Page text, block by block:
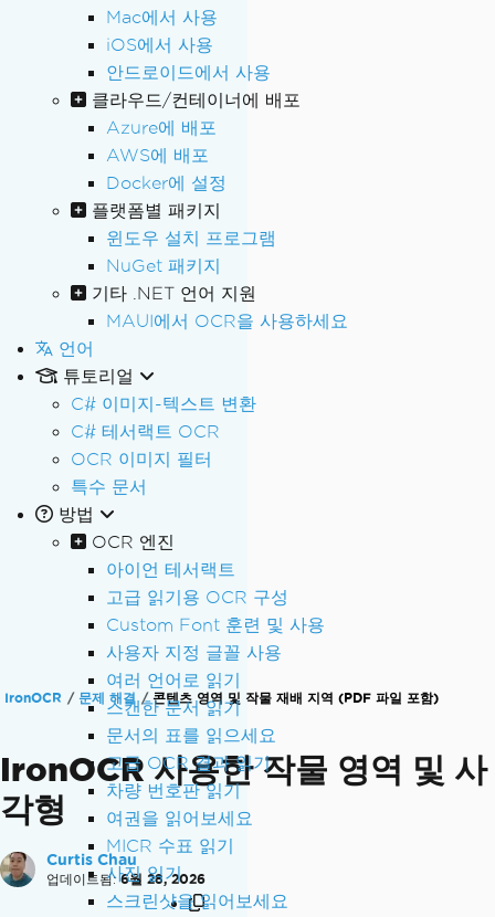
Mac에서 사용
iOS에서 사용
안드로이드에서 사용
클라우드/컨테이너에 배포
Azure에 배포
AWS에 배포
Docker에 설정
플랫폼별 패키지
윈도우 설치 프로그램
NuGet 패키지
기타 .NET 언어 지원
MAUI에서 OCR을 사용하세요
언어
튜토리얼
C# 이미지-텍스트 변환
C# 테서랙트 OCR
OCR 이미지 필터
특수 문서
방법
OCR 엔진
아이언 테서랙트
고급 읽기용 OCR 구성
Custom Font 훈련 및 사용
사용자 지정 글꼴 사용
여러 언어로 읽기
스캔한 문서 읽기
문서의 표를 읽으세요
고급 OCR 결과 읽기
차량 번호판 읽기
여권을 읽어보세요
MICR 수표 읽기
사진 읽기
스크린샷을 읽어보세요
IronOCR 문제 해결 콘텐츠 영역 및 작물 재배 지역 (PDF 파일 포함)
IronOCR 사용한 작물 영역 및 사
각형
Curtis Chau
업데이트됨: 6월 28, 2026